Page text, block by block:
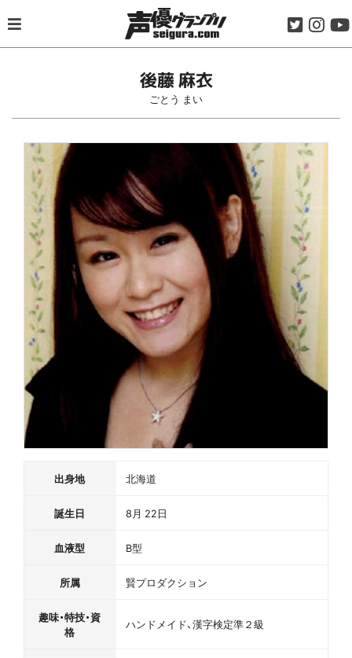
to
content
後藤 麻衣
ごとう まい
出身地 北海道
誕生日 8月 22日
血液型 B型
所属 賢プロダクション
趣味・特技・資
格
ハンドメイド、漢字検定準２級